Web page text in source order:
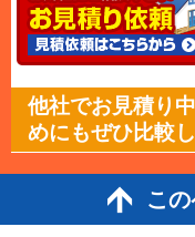
他社でお見積り
めにもぜひ比較
こ